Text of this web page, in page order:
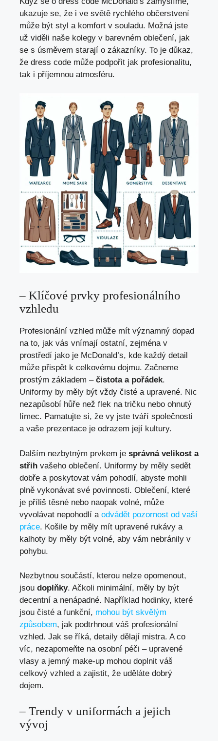
ukazuje se, že i ve světě rychlého občerstvení
může být styl a komfort v souladu. Možná jste
už viděli naše kolegy v barevném oblečení, jak
se s úsměvem starají o zákazníky. To je důkaz,
že dress code může podpořit jak profesionalitu,
tak i příjemnou atmosféru.
– Klíčové prvky profesionálního
vzhledu
Profesionální vzhled může mít významný dopad
na to, jak vás vnímají ostatní, zejména v
prostředí jako je McDonald’s, kde každý detail
může přispět k celkovému dojmu. Začneme
prostým základem – čistota a pořádek.
Uniformy by měly být vždy čisté a upravené. Nic
nezapůsobí hůře než flek na tričku nebo ohnutý
límec. Pamatujte si, že vy jste tváří společnosti
a vaše prezentace je odrazem její kultury.
Dalším nezbytným prvkem je správná velikost a
střih vašeho oblečení. Uniformy by měly sedět
dobře a poskytovat vám pohodlí, abyste mohli
plně vykonávat své povinnosti. Oblečení, které
je příliš těsné nebo naopak volné, může
vyvolávat nepohodlí a odvádět pozornost od vaší
práce. Košile by měly mít upravené rukávy a
kalhoty by měly být volné, aby vám nebránily v
pohybu.
Nezbytnou součástí, kterou nelze opomenout,
jsou doplňky. Ačkoli minimální, měly by být
decentní a nenápadné. Například hodinky, které
jsou čisté a funkční, mohou být skvělým
způsobem, jak podtrhnout váš profesionální
vzhled. Jak se říká, detaily dělají mistra. A co
víc, nezapomeňte na osobní péči – upravené
vlasy a jemný make-up mohou doplnit váš
celkový vzhled a zajistit, že uděláte dobrý
dojem.
– Trendy v uniformách a jejich
vývoj